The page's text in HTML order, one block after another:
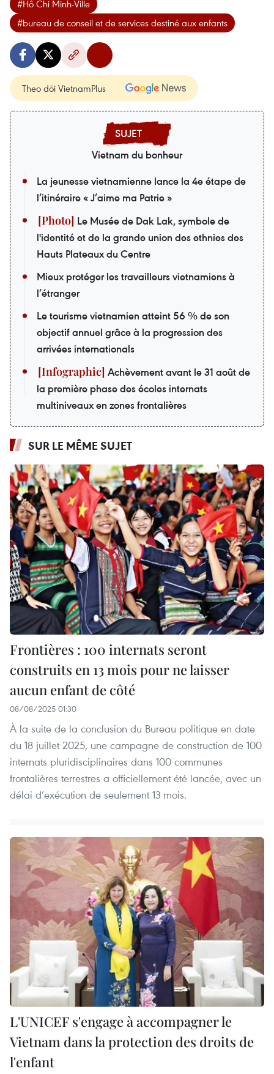
#Hô Chi Minh-Ville
#bureau de conseil et de services destiné aux enfants
Theo dõi VietnamPlus
Vietnam du bonheur
La jeunesse vietnamienne lance la 4e étape de
l’itinéraire « J’aime ma Patrie »
Le Musée de Dak Lak, symbole de
l'identité et de la grande union des ethnies des
Hauts Plateaux du Centre
Mieux protéger les travailleurs vietnamiens à
l’étranger
Le tourisme vietnamien atteint 56 % de son
objectif annuel grâce à la progression des
arrivées internationals
Achèvement avant le 31 août de
la première phase des écoles internats
multiniveaux en zones frontalières
SUR LE MÊME SUJET
Frontières : 100 internats seront
construits en 13 mois pour ne laisser
aucun enfant de côté
08/08/2025 01:30
À la suite de la conclusion du Bureau politique en date
du 18 juillet 2025, une campagne de construction de 100
internats pluridisciplinaires dans 100 communes
frontalières terrestres a officiellement été lancée, avec un
délai d’exécution de seulement 13 mois.
L'UNICEF s'engage à accompagner le
Vietnam dans la protection des droits de
l'enfant